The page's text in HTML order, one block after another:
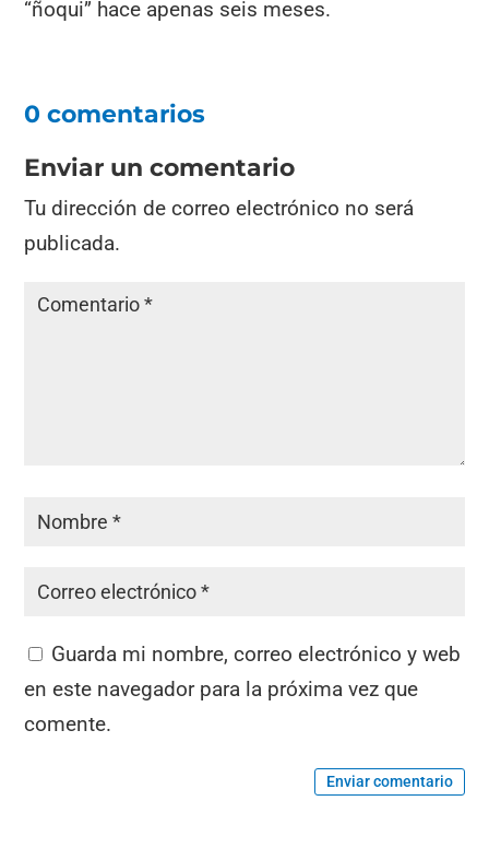
“ñoqui” hace apenas seis meses.
0 comentarios
Enviar un comentario
Tu dirección de correo electrónico no será
publicada.
Guarda mi nombre, correo electrónico y web
en este navegador para la próxima vez que
comente.
Enviar comentario